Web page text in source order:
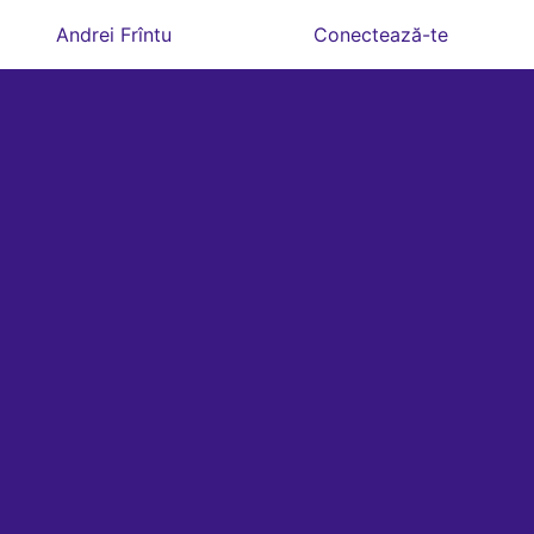
Andrei Frîntu Conectează-te